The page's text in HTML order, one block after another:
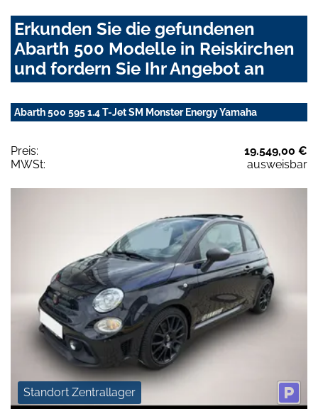
Erkunden Sie die gefundenen
Abarth 500 Modelle in Reiskirchen
und fordern Sie Ihr Angebot an
Abarth 500 595 1.4 T-Jet SM Monster Energy Yamaha
Preis:
19.549,00 €
MWSt:
ausweisbar
Standort Zentrallager